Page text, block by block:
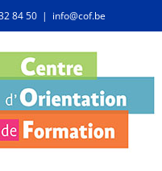
84 50 | info@cof.be